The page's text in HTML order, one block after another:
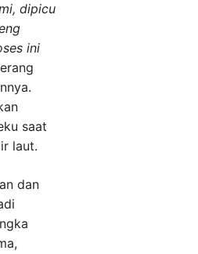
dipicu
ini
saat
laut.
dan